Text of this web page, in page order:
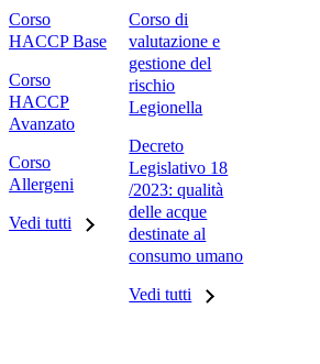
Corso
HACCP Base
Corso
HACCP
Avanzato
Corso
Allergeni
Vedi tutti
Corso di
valutazione e
gestione del
rischio
Legionella
Decreto
Legislativo 18
/2023: qualità
delle acque
destinate al
consumo umano
Vedi tutti